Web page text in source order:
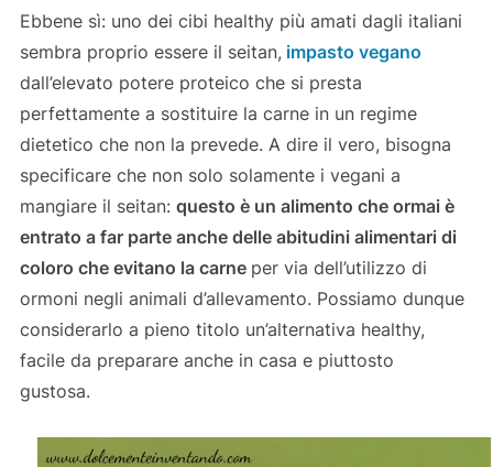
Ebbene sì: uno dei cibi healthy più amati dagli italiani
sembra proprio essere il seitan, impasto vegano
dall’elevato potere proteico che si presta
perfettamente a sostituire la carne in un regime
dietetico che non la prevede. A dire il vero, bisogna
specificare che non solo solamente i vegani a
mangiare il seitan: questo è un alimento che ormai è
entrato a far parte anche delle abitudini alimentari di
coloro che evitano la carne per via dell’utilizzo di
ormoni negli animali d’allevamento. Possiamo dunque
considerarlo a pieno titolo un’alternativa healthy,
facile da preparare anche in casa e piuttosto
gustosa.